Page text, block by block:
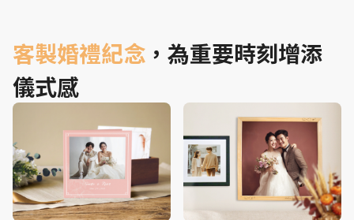
客製婚禮紀念 ，為重要時刻增添
儀式感